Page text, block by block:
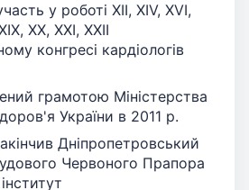
у роботі ХІІ, ХІV, ХVI,
ХХ, ХХІ, ХХІІ
конгресі кардіологів
грамотою Міністерства
України в 2011 р.
Дніпропетровський
Червоного Прапора